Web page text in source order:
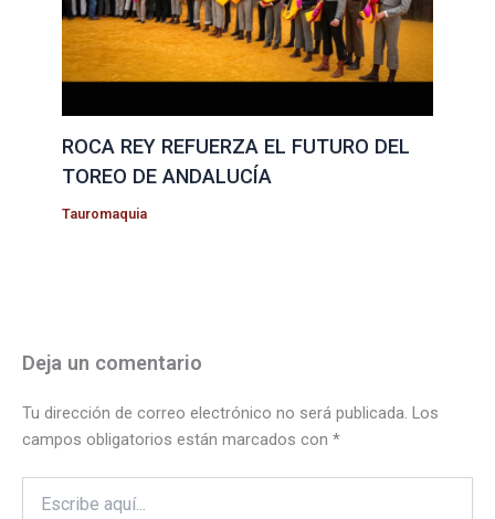
ROCA REY REFUERZA EL FUTURO DEL
TOREO DE ANDALUCÍA
Tauromaquia
Deja un comentario
Tu dirección de correo electrónico no será publicada. Los
campos obligatorios están marcados con *
aquí...